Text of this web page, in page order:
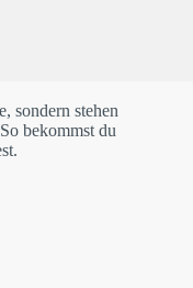
sondern stehen
bekommst du